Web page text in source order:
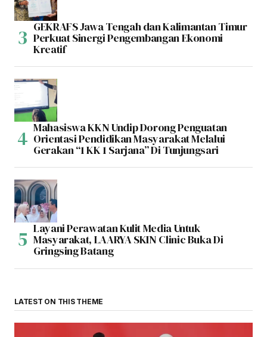
GEKRAFS Jawa Tengah dan Kalimantan Timur
Perkuat Sinergi Pengembangan Ekonomi
Kreatif
Mahasiswa KKN Undip Dorong Penguatan
Orientasi Pendidikan Masyarakat Melalui
Gerakan “1 KK 1 Sarjana” Di Tunjungsari
Layani Perawatan Kulit Media Untuk
Masyarakat, LAARYA SKIN Clinic Buka Di
Gringsing Batang
LATEST ON THIS THEME